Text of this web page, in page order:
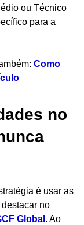
ou Técnico
para a
Como
no
é usar as
destacar no
Global . Ao